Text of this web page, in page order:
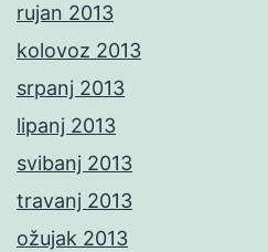
rujan 2013
kolovoz 2013
srpanj 2013
lipanj 2013
svibanj 2013
travanj 2013
ožujak 2013